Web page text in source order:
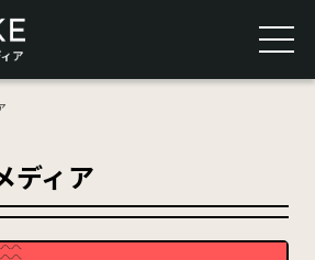
ディア